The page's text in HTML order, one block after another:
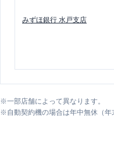
みずほ銀行 水戸支店
※一部店舗によって異なります。
※自動契約機の場合は年中無休（